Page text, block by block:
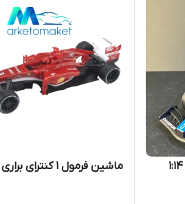
ماشین فرمول ۱ کنترای براری